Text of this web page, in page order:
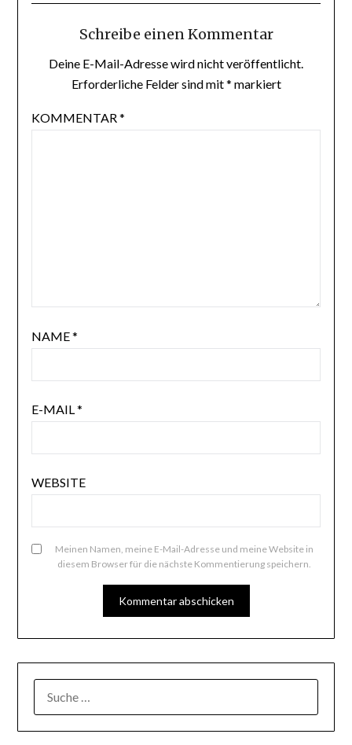
Schreibe einen Kommentar
Deine E-Mail-Adresse wird nicht veröffentlicht.
Erforderliche Felder sind mit* markiert
KOMMENTAR*
NAME*
E-MAIL*
WEBSITE
Meinen Namen, meine E-Mail-Adresse und meine Website in
diesem Browser für die nächste Kommentierung speichern.
NACH: